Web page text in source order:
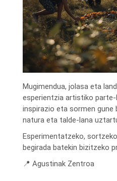
Mugimendua, jolasa eta
esperientzia artistiko parte-
inspirazio eta sormen gune
natura eta talde-lana
Esperimentatzeko,
begirada batekin bizitzeko
📍 Agustinak Zentroa